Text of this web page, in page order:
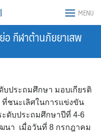
MENU
อ กีฬาต้านภัยยาเสพ
ประถมศึกษา มอบเกียรติ
ที่ชนะเลิศในการแข่งขัน
ดับประถมศึกษาปีที่ 4-6
นา เมื่อวันที่ 8 กรกฎาคม